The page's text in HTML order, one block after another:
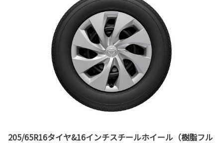
205/65R16タイヤ&16インチスチールホイール（樹脂フル